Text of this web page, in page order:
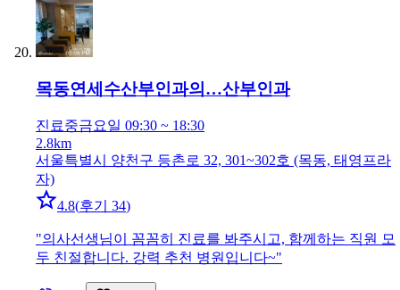
목동연세수산부인과의…산부인과
진료중금요일 09:30 ~ 18:30
2.8km
서울특별시 양천구 등촌로 32, 301~302호 (목동, 태영프라
자)
4.8(후기 34)
"의사선생님이 꼼꼼히 진료를 봐주시고, 함께하는 직원 모
두 친절합니다. 강력 추천 병원입니다~"